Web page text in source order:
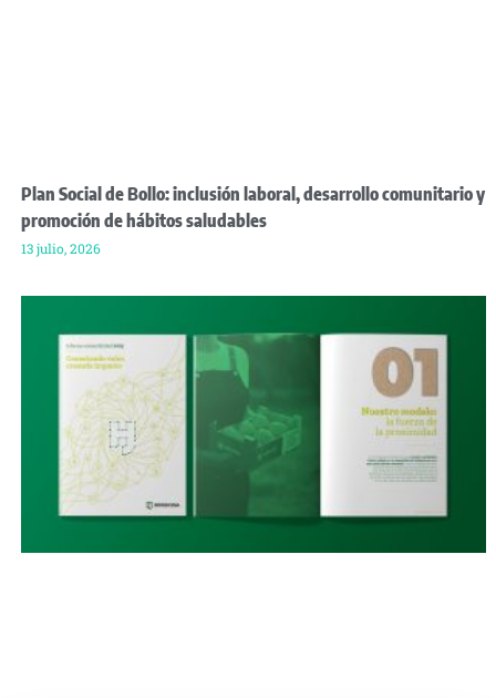
Plan Social de Bollo: inclusión laboral, desarrollo comunitario y
promoción de hábitos saludables
13 julio, 2026